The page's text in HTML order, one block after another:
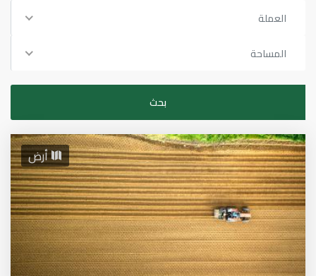
العملة
المساحة
أرض